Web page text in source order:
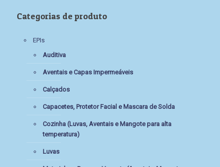
Categorias de produto
EPIs
Auditiva
Aventais e Capas Impermeáveis
Calçados
Capacetes, Protetor Facial e Mascara de Solda
Cozinha (Luvas, Aventais e Mangote para alta
temperatura)
Luvas